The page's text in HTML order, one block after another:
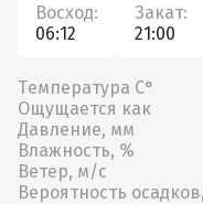
Восход:
06:12
Закат:
21:00
Температура С°
Ощущается как
Давление, мм
Влажность, %
Ветер, м/с
Вероятность